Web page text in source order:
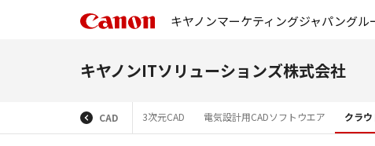
キヤノンマーケティングジャパングル
キヤノンITソリューションズ株式会社
CAD 3次元CAD 電気設計用CADソフトウエア クラ